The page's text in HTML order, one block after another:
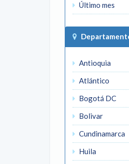
Último mes
Antioquia
Atlántico
Bogotá DC
Bolivar
Cundinamarca
Huila